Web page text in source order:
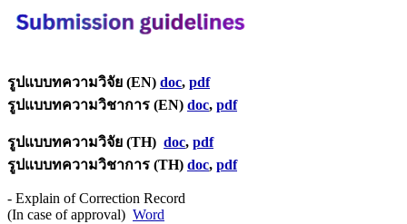
รูปแบบทความวิจัย (EN) doc, pdf
รูปแบบทความวิชาการ (EN) doc, pdf
รูปแบบทความวิจัย (TH) doc, pdf
รูปแบบทความวิชาการ (TH) doc, pdf
- Explain of Correction Record
(In case of approval) Word